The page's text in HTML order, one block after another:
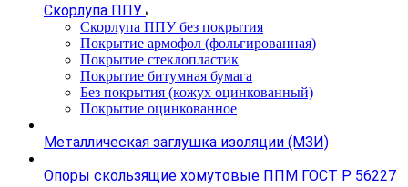
Скорлупа ППУ
Скорлупа ППУ без покрытия
Покрытие армофол (фольгированная)
Покрытие стеклопластик
Покрытие битумная бумага
Без покрытия (кожух оцинкованный)
Покрытие оцинкованное
Металлическая заглушка изоляции (МЗИ)
Опоры скользящие хомутовые ППМ ГОСТ Р 56227